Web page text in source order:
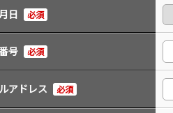
日 必須
号 必須
アドレス 必須